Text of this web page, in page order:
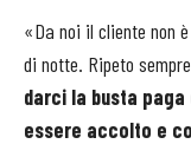
«Da noi il cliente non
di notte. Ripeto
darci la busta
essere accolto e